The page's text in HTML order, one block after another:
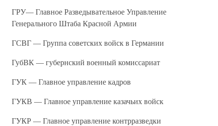
ГРУ— Главное Разведывательное Управление
Генерального Штаба Красной Армии
ГСВГ — Группа советских войск в Германии
ГубВК — губернский военный комиссариат
ГУК — Главное управление кадров
ГУКВ — Главное управление казачьих войск
ГУКР — Главное управление контрразведки